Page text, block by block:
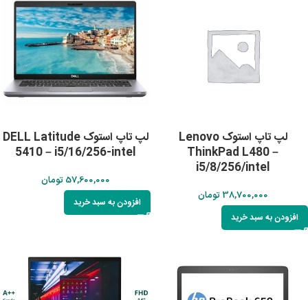
لپ تاپ استوک Lenovo
ThinkPad L480 –
i5/8/256/intel
38,700,000 تومان
افزودن به سبد خرید
لپ تاپ استوک DELL Latitude
5410 – i5/16/256-intel
57,600,000 تومان
افزودن به سبد خرید